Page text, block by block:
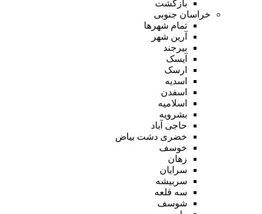
بازگشت
خراسان جنوبی
تمام شهر‌ها
آرین شهر
بیرجند
آیسک
ارسک
اسدیه
اسفدن
اسلامیه
بشرویه
حاجی آباد
خضری دشت بیاض
خوسف
زهان
سرایان
سربیشه
سه قلعه
شوسف